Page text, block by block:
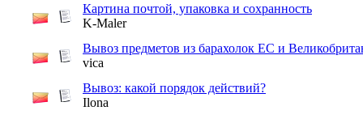
Картина почтой, упаковка и сохранность
K-Maler
Вывоз предметов из барахолок ЕС и
vica
Вывоз: какой порядок действий?
Ilona